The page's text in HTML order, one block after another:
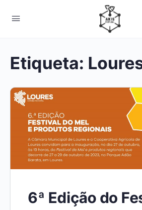
Etiqueta:
6ª Edição do